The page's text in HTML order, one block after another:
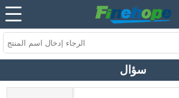
سؤال